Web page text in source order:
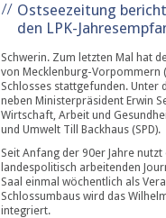
Ostseezeitung
den LPK-
Schwerin. Zum letzten Mal hat
von Mecklenburg-Vorpommern
Schlosses stattgefunden. Unter
neben Ministerpräsident Erwin
Wirtschaft, Arbeit und
und Umwelt Till Backhaus (SPD).
Seit Anfang der 90er Jahre
landespolitisch arbeitenden
Saal einmal wöchentlich als
Schlossumbaus wird das
integriert.